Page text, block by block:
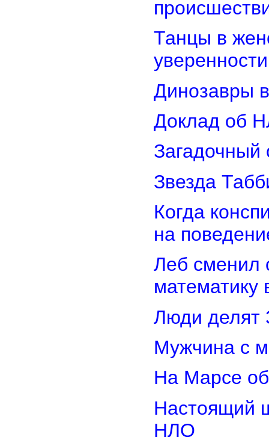
Танцы в
Динозавры
Доклад об
Загадочный
Звезда
Когда
на
Леб сменил
математику
Люди делят
Мужчина с
На Марсе
Настоящий
НЛО